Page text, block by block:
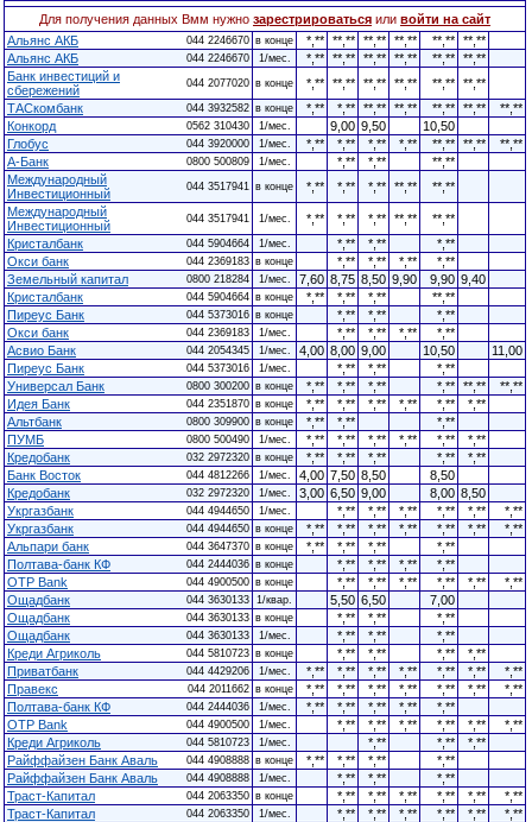
Для получения данных Вмм нужно зарестрироваться или войти на сайт
Альянс АКБ
044 2246670 в конце *,** **,** **,** **,** **,** **,**
Альянс АКБ
044 2246670 1/мес. *,** **,** **,** **,** **,** **,**
Банк инвестиций и
сбережений
044 2077020 в конце *,** **,** **,** **,** **,** **,**
ТАСкомбанк
044 3932582 в конце *,** *,** **,** **,** **,** **,**
**,**
Конкорд
0562 310430 1/мес. 9,00 9,50
10,50
Глобус
044 3920000 1/мес. *,** *,** *,** *,** **,** **,**
**,**
А-Банк
0800 500809 1/мес. *,** *,**
**,**
Международный
Инвестиционный
044 3517941 в конце *,** *,** *,** **,**
**,**
Международный
Инвестиционный
044 3517941 1/мес. *,** *,** *,** **,**
**,**
Кристалбанк
044 5904664 1/мес. *,** *,**
*,**
Окси банк
044 2369183 в конце *,** *,** *,**
*,**
Земельный капитал
0800 218284 1/мес. 7,60 8,75 8,50 9,90 9,90 9,40
Кристалбанк
044 5904664 в конце *,** *,** *,**
**,**
Пиреус Банк
044 5373016 в конце *,** *,**
*,**
Окси банк
044 2369183 1/мес. *,** *,** *,**
*,**
Асвио Банк
044 2054345 1/мес. 4,00 8,00 9,00 10,50
11,00
Пиреус Банк
044 5373016 1/мес. *,** *,**
*,**
Универсал Банк
0800 300200 в конце *,** *,** *,** *,** **,**
**,**
Идея Банк
044 2351870 в конце *,** *,** *,** *,** *,**
*,**
Альтбанк
0800 309900 в конце *,** *,**
*,**
ПУМБ
0800 500490 1/мес. *,** *,** *,** *,** *,**
*,**
Кредобанк
032 2972320 в конце *,** *,** *,** *,**
*,**
Банк Восток
044 4812266 1/мес. 4,00 7,50 8,50
8,50
Кредобанк
032 2972320 1/мес. 3,00 6,50 9,00 8,00 8,50
Укргазбанк
044 4944650 1/мес. *,** *,** *,** *,** *,**
*,**
Укргазбанк
044 4944650 в конце *,** *,** *,** *,** *,** *,**
*,**
Альпари банк
044 3647370 в конце *,** *,** *,**
*,**
Полтава-банк КФ
044 2444036 в конце *,** *,** *,**
*,**
OTP Bank
044 4900500 в конце *,** *,** *,** *,** *,**
*,**
Ощадбанк
044 3630133 1/квар. 5,50 6,50
7,00
Ощадбанк
044 3630133 в конце *,** *,**
*,**
Ощадбанк
044 3630133 1/мес. *,** *,**
*,**
Креди Агриколь
044 5810723 в конце *,** *,** *,**
*,**
Приватбанк
044 4429206 1/мес. *,** *,** *,** *,** *,** *,**
*,**
Правекс
044 2011662 в конце *,** *,** *,** *,** *,** *,**
*,**
Полтава-банк КФ
044 2444036 1/мес. *,** *,** *,** *,**
*,**
OTP Bank
044 4900500 1/мес. *,** *,** *,** *,** *,**
*,**
Креди Агриколь
044 5810723 1/мес. *,** *,**
*,**
Райффайзен Банк Аваль
044 4908888 в конце *,** *,** *,**
*,**
Райффайзен Банк Аваль
044 4908888 1/мес. *,** *,**
*,**
Траст-Капитал
044 2063350 в конце *,** *,** *,** *,** *,**
*,**
Траст-Капитал
044 2063350 1/мес. *,** *,** *,** *,** *,**
*,**